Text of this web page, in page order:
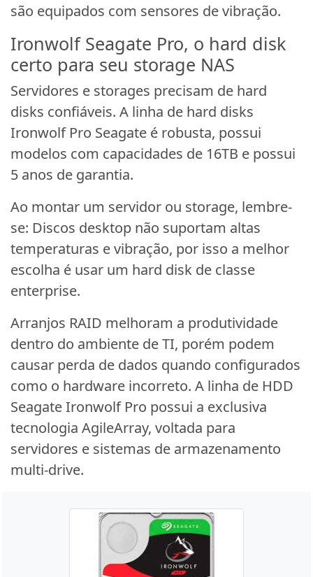
são equipados com sensores de vibração.
Ironwolf Seagate Pro, o hard disk
certo para seu storage NAS
Servidores e storages precisam de hard
disks confiáveis. A linha de hard disks
Ironwolf Pro Seagate é robusta, possui
modelos com capacidades de 16TB e possui
5 anos de garantia.
Ao montar um servidor ou storage, lembre-
se: Discos desktop não suportam altas
temperaturas e vibração, por isso a melhor
escolha é usar um hard disk de classe
enterprise.
Arranjos RAID melhoram a produtividade
dentro do ambiente de TI, porém podem
causar perda de dados quando configurados
como o hardware incorreto. A linha de HDD
Seagate Ironwolf Pro possui a exclusiva
tecnologia AgileArray, voltada para
servidores e sistemas de armazenamento
multi-drive.